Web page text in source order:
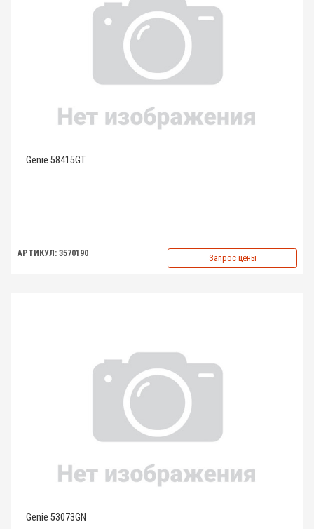
Genie 58415GT
АРТИКУЛ: 3570190 Запрос цены
Genie 53073GN